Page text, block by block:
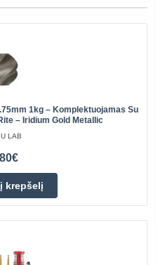
1kg – Komplektuojamas Su
– Iridium Gold Metallic
LAB
krepšelį